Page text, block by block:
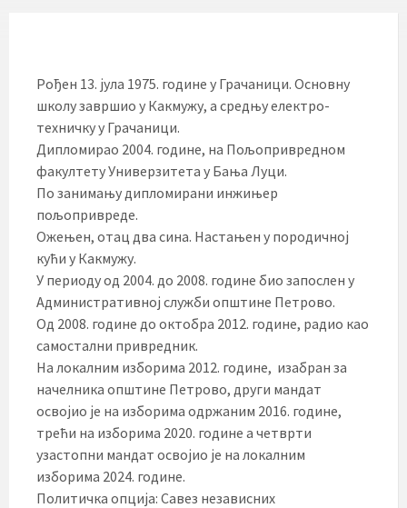
Рођен 13. јула 1975. године у Грачаници. Основну
школу завршио у Какмужу, а средњу електро-
техничку у Грачаници.
Дипломирао 2004. године, на Пољопривредном
факултету Универзитета у Бања Луци.
По занимању дипломирани инжињер
пољопривреде.
Ожењен, отац два сина. Настањен у породичној
кући у Какмужу.
У периоду од 2004. до 2008. године био запослен у
Административној служби општине Петрово.
Од 2008. године до октобра 2012. године, радио као
самостални привредник.
На локалним изборима 2012. године, изабран за
начелника општине Петрово, други мандат
освојио је на изборима одржаним 2016. године,
трећи на изборима 2020. године а четврти
узастопни мандат освојио је на локалним
изборима 2024. године.
Политичка опција: Савез независних